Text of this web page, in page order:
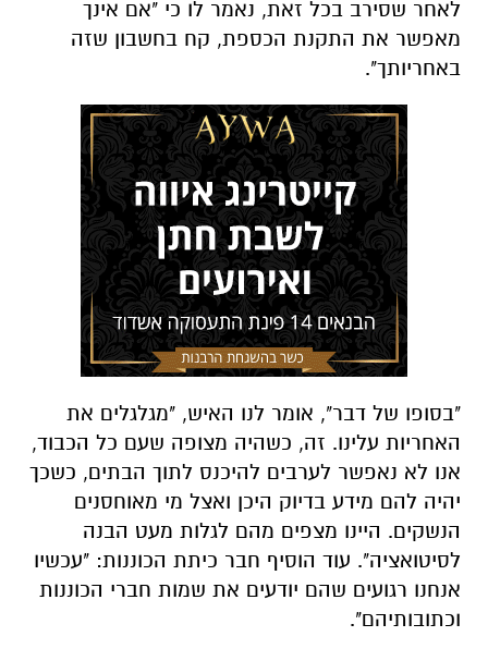
לאחר שסירב בכל זאת, נאמר לו כי "אם אינך
מאפשר את התקנת הכספת, קח בחשבון שזה
באחריותך".
"בסופו של דבר", אומר לנו האיש, "מגלגלים את
האחריות עלינו. זה, כשהיה מצופה שעם כל הכבוד,
אנו לא נאפשר לערבים להיכנס לתוך הבתים, כשכך
יהיה להם מידע בדיוק היכן ואצל מי מאוחסנים
הנשקים. היינו מצפים מהם לגלות מעט הבנה
לסיטואציה". עוד הוסיף חבר כיתת הכוננות: "עכשיו
אנחנו רגועים שהם יודעים את שמות חברי הכוננות
וכתובותיהם".